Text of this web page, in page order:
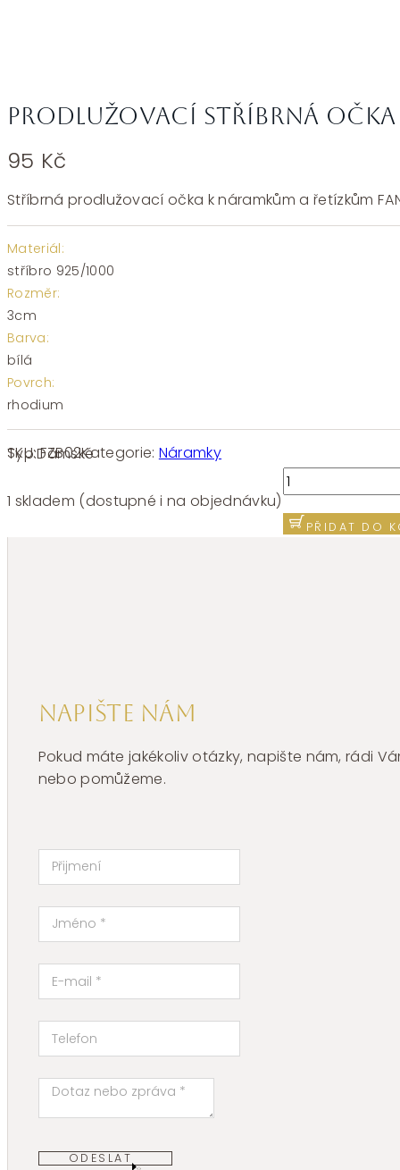
Prodlužovací stříbrná očka
95 Kč
Stříbrná prodlužovací očka k náramkům a řetízkům
Materiál:
stříbro 925/1000
Rozměr:
3cm
Barva:
bílá
Povrch:
rhodium
SKU:FZB02Kategorie: Náramky
Typ:Dámské
1 skladem (dostupné i na objednávku)
Prodlužovací
stříbrná
očka
FANCY
PŘIDAT DO
Napište nám
Pokud máte jakékoliv otázky, napište nám, rádi
nebo pomůžeme.
ODESLAT